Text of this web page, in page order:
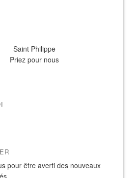
Saint Philippe
Priez pour nous
pour être averti des nouveaux